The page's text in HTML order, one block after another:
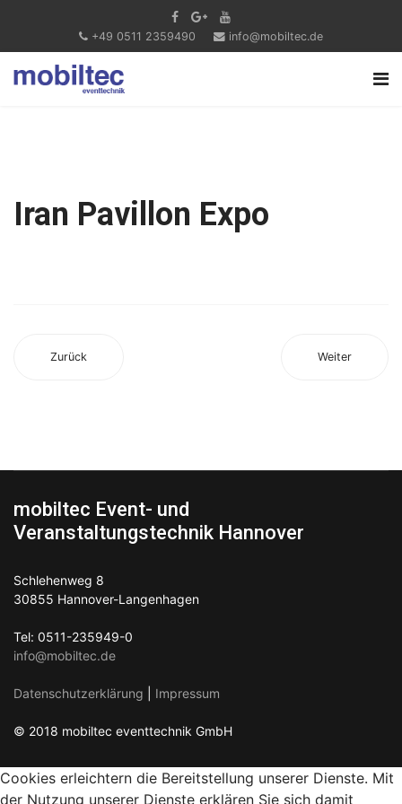
+49 0511 2359490 info@mobiltec.de
Iran Pavillon Expo
Zurück Weiter
mobiltec Event- und
Veranstaltungstechnik Hannover
Schlehenweg 8
30855 Hannover-Langenhagen
Tel: 0511-235949-0
info@mobiltec.de
Datenschutzerklärung Impressum
© 2018 mobiltec eventtechnik GmbH
Cookies erleichtern die Bereitstellung unserer Dienste. Mit
der Nutzung unserer Dienste erklären Sie sich damit